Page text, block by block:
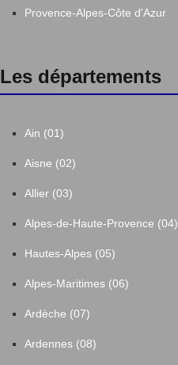
Provence-Alpes-Côte d'Azur
Les départements
Ain (01)
Aisne (02)
Allier (03)
Alpes-de-Haute-Provence (04)
Hautes-Alpes (05)
Alpes-Maritimes (06)
Ardèche (07)
Ardennes (08)